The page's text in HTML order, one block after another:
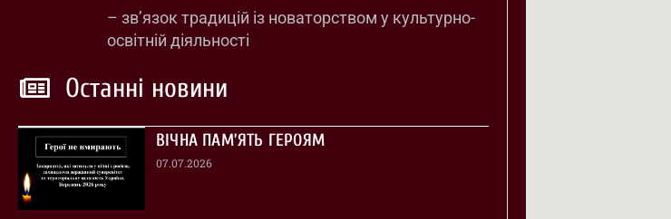
– зв’язок традицій із новаторством у культурно-
освітній діяльності
Останні новини
ВІЧНА ПАМ’ЯТЬ ГЕРОЯМ
07.07.2026